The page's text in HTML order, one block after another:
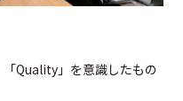
Quality」を意識したもの